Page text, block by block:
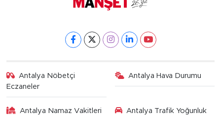
Antalya Nöbetçi
Eczaneler
Antalya Hava Durumu
Antalya Namaz Vakitleri
Antalya Trafik Yoğunluk